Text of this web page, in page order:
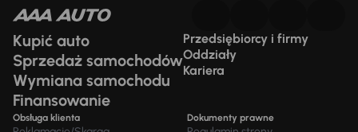
Kupić auto
Sprzedaż samochodów
Wymiana samochodu
Finansowanie
Przedsiębiorcy i firmy
Oddziały
Kariera
Obsługa klienta Dokumenty prawne